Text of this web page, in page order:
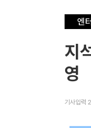
엔
지
영
기사입력